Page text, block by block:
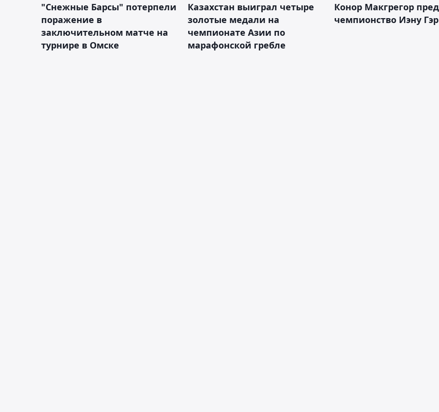
"Снежные Барсы" потерпели
поражение в
заключительном матче на
турнире в Омске
Казахстан выиграл четыре
золотые медали на
чемпионате Азии по
марафонской гребле
Конор Макгрегор
чемпионство Иэну